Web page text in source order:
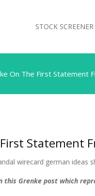
STOCK SCREENER
On The First Statement
Statement
Grenke post which